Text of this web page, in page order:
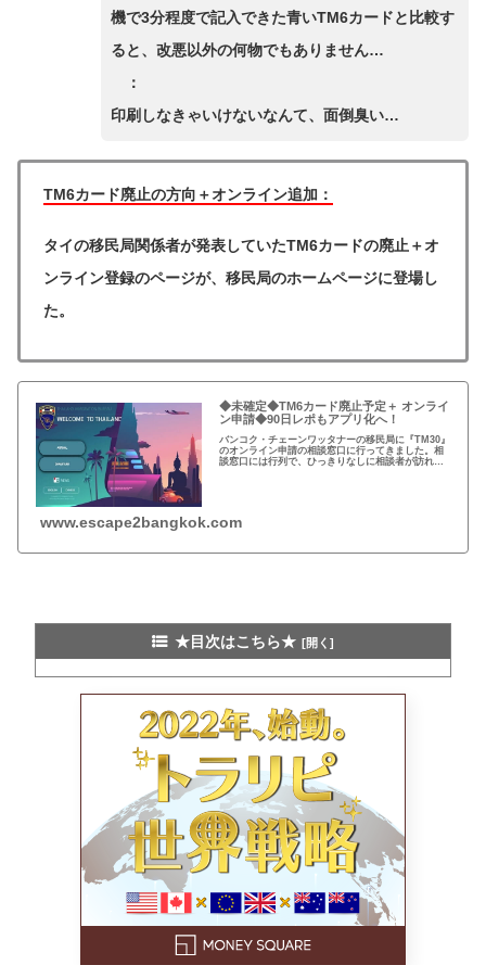
機で3分程度で記入できた青いTM6カードと比較す
ると、改悪以外の何物でもありません…
：
印刷しなきゃいけないなんて、面倒臭い…
TM6カード廃止の方向＋オンライン追加：
タイの移民局関係者が発表していたTM6カードの廃止＋オ
ンライン登録のページが、移民局のホームページに登場し
た。
◆未確定◆TM6カード廃止予定＋ オンライ
ン申請◆90日レポもアプリ化へ！
バンコク・チェーンワッタナーの移民局に『TM30』
のオンライン申請の相談窓口に行ってきました。相
談窓口には行列で、ひっきりなしに相談者が訪れま
www.escape2bangkok.com
★目次はこちら★